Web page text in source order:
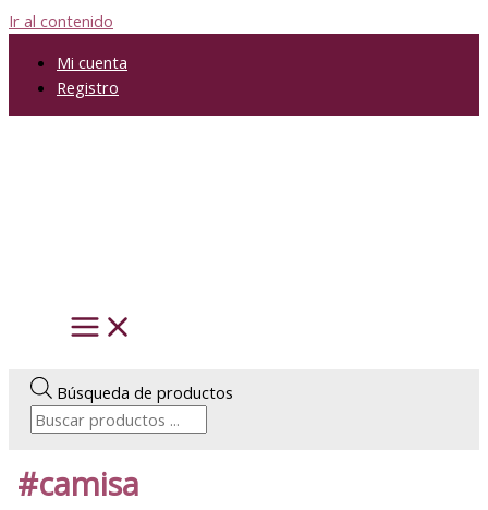
Ir al contenido
Mi cuenta
Registro
Búsqueda de productos
#camisa